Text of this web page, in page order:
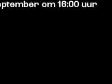
om 16:00 uur